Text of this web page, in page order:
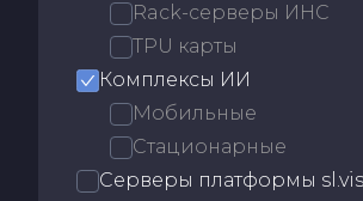
Rack-серверы ИНС
TPU карты
Комплексы ИИ
Мобильные
Стационарные
Серверы платформы